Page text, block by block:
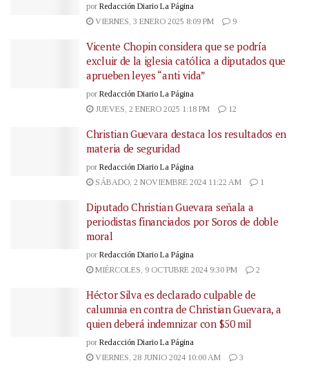
por Redacción Diario La Página
VIERNES, 3 ENERO 2025 8:09 PM
9
Vicente Chopin considera que se podría
excluir de la iglesia católica a diputados que
aprueben leyes “anti vida”
por Redacción Diario La Página
JUEVES, 2 ENERO 2025 1:18 PM
12
Christian Guevara destaca los resultados en
materia de seguridad
por Redacción Diario La Página
SÁBADO, 2 NOVIEMBRE 2024 11:22 AM
1
Diputado Christian Guevara señala a
periodistas financiados por Soros de doble
moral
por Redacción Diario La Página
MIÉRCOLES, 9 OCTUBRE 2024 9:30 PM
2
Héctor Silva es declarado culpable de
calumnia en contra de Christian Guevara, a
quien deberá indemnizar con $50 mil
por Redacción Diario La Página
VIERNES, 28 JUNIO 2024 10:00 AM
3